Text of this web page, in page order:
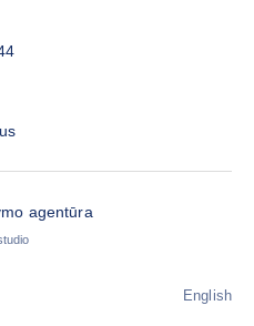
agentūra
English